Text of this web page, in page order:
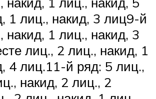
1 лиц., накид, 3 лиц9-й
накид, 1 лиц., накид, 3
лиц., 2 лиц., накид, 1
4 лиц.11-й ряд: 5 лиц.,
накид, 2 лиц., 2